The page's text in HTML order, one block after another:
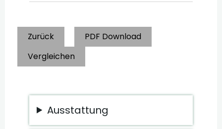
Zurück
PDF Download
Vergleichen
Ausstattung